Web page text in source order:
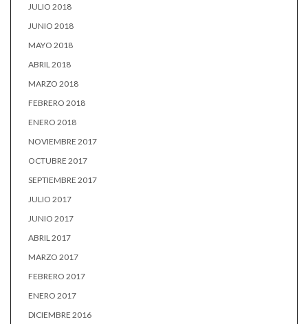
JULIO 2018
JUNIO 2018
MAYO 2018
ABRIL 2018
MARZO 2018
FEBRERO 2018
ENERO 2018
NOVIEMBRE 2017
OCTUBRE 2017
SEPTIEMBRE 2017
JULIO 2017
JUNIO 2017
ABRIL 2017
MARZO 2017
FEBRERO 2017
ENERO 2017
DICIEMBRE 2016